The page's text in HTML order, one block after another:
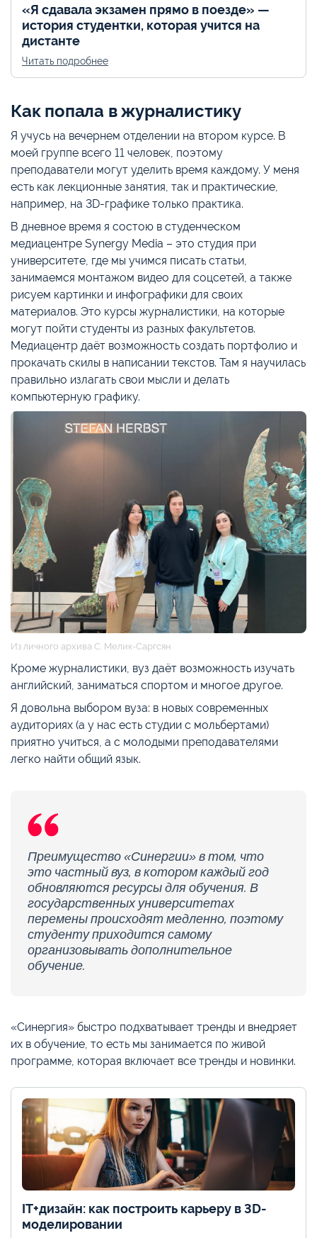
«Я сдавала экзамен прямо в поезде» —
история студентки, которая учится на
дистанте
Читать подробнее
Как попала в журналистику
Я учусь на вечернем отделении на втором курсе. В
моей группе всего 11 человек, поэтому
преподаватели могут уделить время каждому. У меня
есть как лекционные занятия, так и практические,
например, на 3D-графике только практика.
В дневное время я состою в студенческом
медиацентре Synergy Media – это студия при
университете, где мы учимся писать статьи,
занимаемся монтажом видео для соцсетей, а также
рисуем картинки и инфографики для своих
материалов. Это курсы журналистики, на которые
могут пойти студенты из разных факультетов.
Медиацентр даёт возможность создать портфолио и
прокачать скилы в написании текстов. Там я научилась
правильно излагать свои мысли и делать
компьютерную графику.
Из личного архива С. Мелик-Саргсян
Кроме журналистики, вуз даёт возможность изучать
английский, заниматься спортом и многое другое.
Я довольна выбором вуза: в новых современных
аудиториях (а у нас есть студии с мольбертами)
приятно учиться, а с молодыми преподавателями
легко найти общий язык.
Преимущество «Синергии» в том, что
это частный вуз, в котором каждый год
обновляются ресурсы для обучения. В
государственных университетах
перемены происходят медленно, поэтому
студенту приходится самому
организовывать дополнительное
обучение.
«Синергия» быстро подхватывает тренды и внедряет
их в обучение, то есть мы занимается по живой
программе, которая включает все тренды и новинки.
IT+дизайн: как построить карьеру в 3D-
моделировании